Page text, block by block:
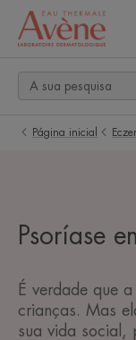
Página inicial
Psoríase
É verdade que
crianças. Mas
sua vida social,